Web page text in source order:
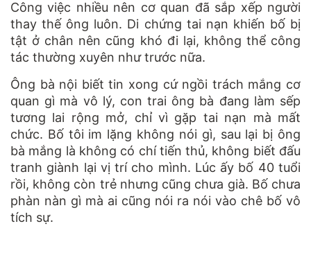
Công việc nhiều nên cơ quan đã sắp xếp người
thay thế ông luôn. Di chứng tai nạn khiến bố bị
tật ở chân nên cũng khó đi lại, không thể công
tác thường xuyên như trước nữa.
Ông bà nội biết tin xong cứ ngồi trách mắng cơ
quan gì mà vô lý, con trai ông bà đang làm sếp
tương lai rộng mở, chỉ vì gặp tai nạn mà mất
chức. Bố tôi im lặng không nói gì, sau lại bị ông
bà mắng là không có chí tiến thủ, không biết đấu
tranh giành lại vị trí cho mình. Lúc ấy bố 40 tuổi
rồi, không còn trẻ nhưng cũng chưa già. Bố chưa
phàn nàn gì mà ai cũng nói ra nói vào chê bố vô
tích sự.